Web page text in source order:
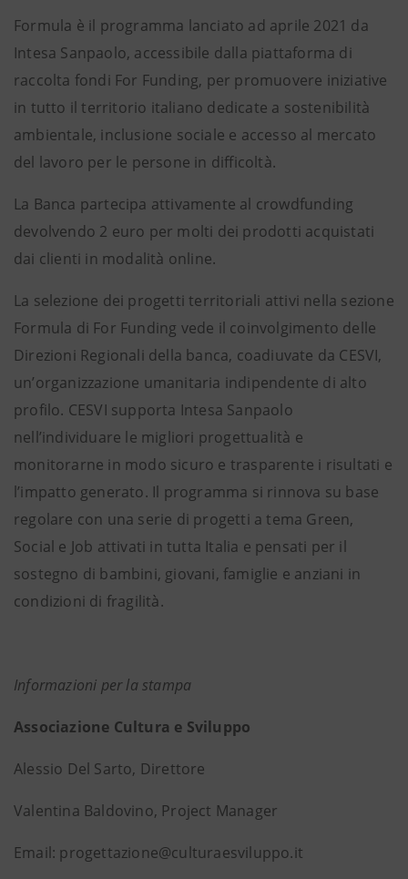
Formula è il programma lanciato ad aprile 2021 da
Intesa Sanpaolo, accessibile dalla piattaforma di
raccolta fondi For Funding, per promuovere iniziative
in tutto il territorio italiano dedicate a sostenibilità
ambientale, inclusione sociale e accesso al mercato
del lavoro per le persone in difficoltà.
La Banca partecipa attivamente al crowdfunding
devolvendo 2 euro per molti dei prodotti acquistati
dai clienti in modalità online.
La selezione dei progetti territoriali attivi nella sezione
Formula di For Funding vede il coinvolgimento delle
Direzioni Regionali della banca, coadiuvate da CESVI,
un’organizzazione umanitaria indipendente di alto
profilo. CESVI supporta Intesa Sanpaolo
nell’individuare le migliori progettualità e
monitorarne in modo sicuro e trasparente i risultati e
l’impatto generato. Il programma si rinnova su base
regolare con una serie di progetti a tema Green,
Social e Job attivati in tutta Italia e pensati per il
sostegno di bambini, giovani, famiglie e anziani in
condizioni di fragilità.
Informazioni per la stampa
Associazione Cultura e Sviluppo
Alessio Del Sarto, Direttore
Valentina Baldovino, Project Manager
Email: progettazione@culturaesviluppo.it